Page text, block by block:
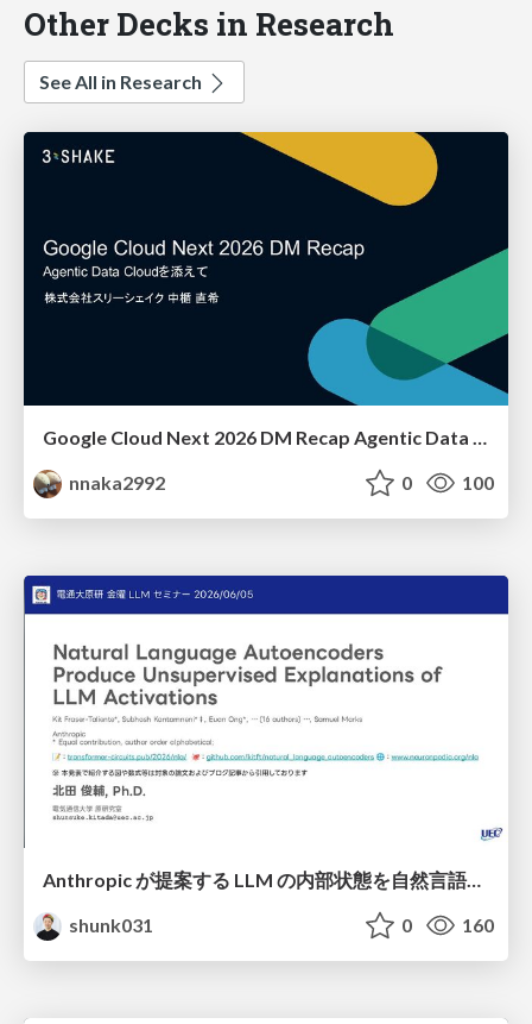
Other Decks in Research
See All in Research
nnaka2992
0 100
Anthropic が提案する LLM の内部状態を自然言語で説明可能にした Natural Language Autoencoders / Natural Language Autoencoders Produce Unsupervised Explanations of LLM Activations
shunk031
0 160